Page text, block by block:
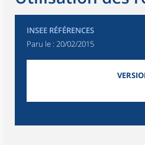
INSEE RÉFÉRENCES
Paru le : 20/02/2015